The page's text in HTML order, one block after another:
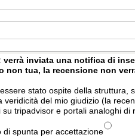
verrà inviata una notifica di
non tua, la recensione non
stato ospite della struttura,
veridicità del mio giudizio (la
su tripadvisor e portali analoghi di
di spunta per accettazione